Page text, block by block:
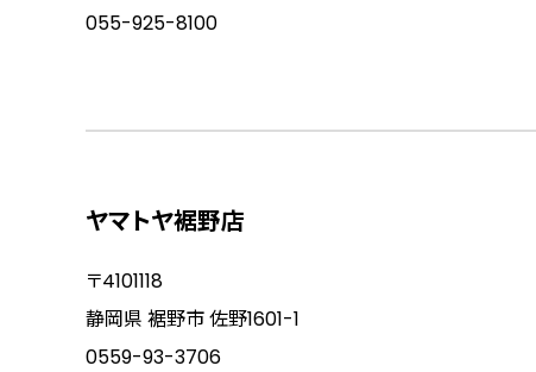
055-925-8100
ヤマトヤ裾野店
〒4101118
静岡県 裾野市 佐野1601-1
0559-93-3706